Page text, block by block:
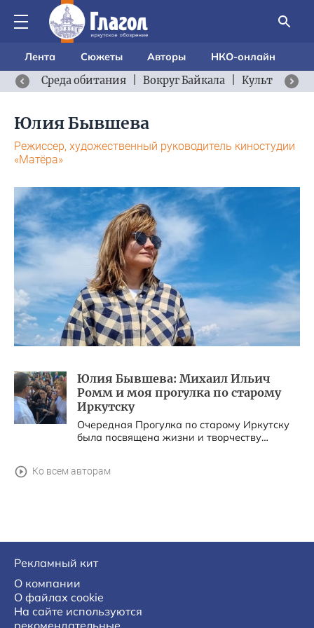
Лента Сюжеты Авторы
НКО-онлайн
Среда обитания
Вокруг Байкала Культурный
Юлия Бывшева
Режиссер, художественный руководитель киностудии
«Матёра»
Юлия Бывшева: Михаил Ильич
Ромм и моя прогулка по старому
Иркутску
Очередная Прогулка по старому Иркутску
была посвящена жизни и творчеству
Ко всем авторам
Рекламный кит
О компании
О файлах cookie
На сайте используются
рекомендательные